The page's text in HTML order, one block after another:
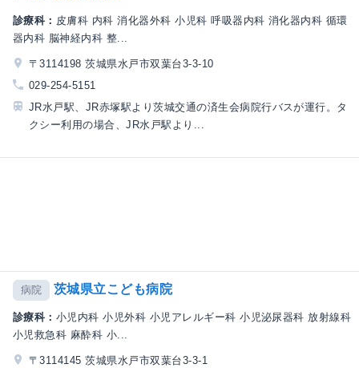
診療科： 皮膚科 内科 消化器外科 小児科 呼吸器内科 消化器内科 循環
器内科 脳神経内科 整...
〒3114198 茨城県水戸市双葉台3-3-10
029-254-5151
JR水戸駅、JR赤塚駅より茨城交通の済生会病院行バスが運行。タ
クシー利用の場合、JR水戸駅より...
病院 茨城県立こども病院
診療科： 小児内科 小児外科 小児アレルギー科 小児泌尿器科 放射線科
小児救急科 麻酔科 小...
〒3114145 茨城県水戸市双葉台3-3-1